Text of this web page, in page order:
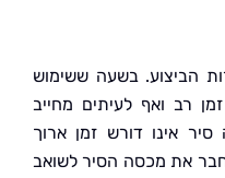
בשעה ששימוש
לעיתים מחייב
דורש זמן ארוך
הסיר לשואב